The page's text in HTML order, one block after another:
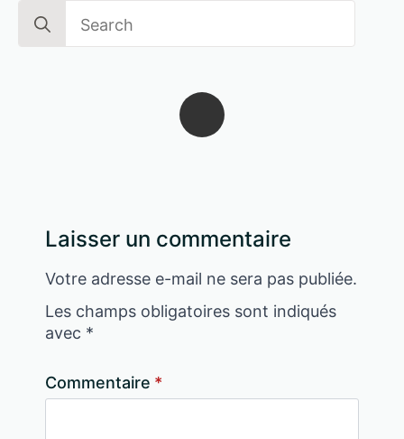
for:
Laisser un commentaire
Votre adresse e-mail ne sera pas publiée.
Les champs obligatoires sont indiqués
avec *
Commentaire *